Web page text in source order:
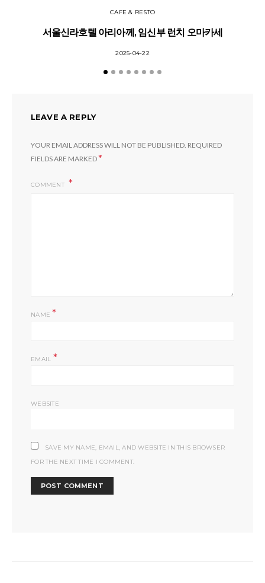
CAFE & RESTO
서울신라호텔 아리아께, 임신부 런치 오마카세
2025-04-22
LEAVE A REPLY
YOUR EMAIL ADDRESS WILL NOT BE PUBLISHED. REQUIRED
FIELDS ARE MARKED*
COMMENT
NAME*
EMAIL *
WEBSITE
SAVE MY NAME, EMAIL, AND WEBSITE IN THIS BROWSER
FOR THE NEXT TIME I COMMENT.